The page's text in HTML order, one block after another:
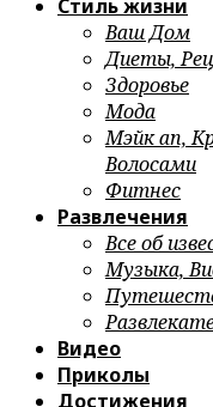
Стиль жизни
Ваш Дом
Диеты,
Здоровье
Мода
Мэйк ап,
Волосами
Фитнес
Развлечения
Все об
Музыка,
Видео
Приколы
Достижения